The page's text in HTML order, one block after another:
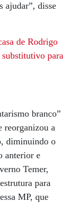
ajudar”, disse
de Rodrigo
para
branco”
reorganizou a
diminuindo o
anterior e
Temer,
para
MP, que